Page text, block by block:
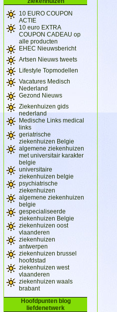
10 EURO COUPON
ACTIE
10 euro EXTRA
COUPON CADEAU op
alle producten
EHEC Nieuwsbericht
Artsen Nieuws tweets
Lifestyle Topmodellen
Vacatures Medisch
Nederland
Gezond Nieuws
Ziekenhuizen gids
nederland
Medische Links medical
links
geriatrische
ziekenhuizen Belgie
algemene ziekenhuizen
met universitair karakter
belgie
universitaire
ziekenhuizen belgie
psychiatrische
ziekenhuizen
algemene ziekenhuizen
belgie
gespecialiseerde
ziekenhuizen Belgie
ziekenhuizen oost
vlaanderen
ziekenhuizen
antwerpen
ziekenhuizen brussel
hoofdstad
ziekenhuizen west
vlaanderen
ziekenhuizen waals
brabant
Hoofdpunten blog
liefdenetwerk